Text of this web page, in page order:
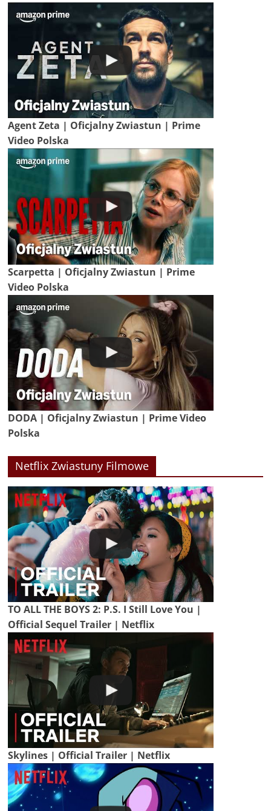
Agent Zeta | Oficjalny Zwiastun | Prime
Video Polska
Scarpetta | Oficjalny Zwiastun | Prime
Video Polska
DODA | Oficjalny Zwiastun | Prime Video
Polska
Netflix Zwiastuny Filmowe
TO ALL THE BOYS 2: P.S. I Still Love You |
Official Sequel Trailer | Netflix
Skylines | Official Trailer | Netflix